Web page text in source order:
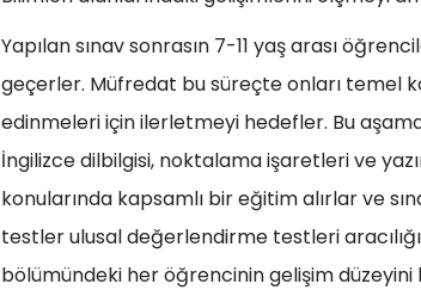
Yapılan sınav sonrasın 7-11 yaş arası
geçerler. Müfredat bu süreçte onları temel
edinmeleri için ilerletmeyi hedefler. Bu
İngilizce dilbilgisi, noktalama işaretleri ve
konularında kapsamlı bir eğitim alırlar ve
testler ulusal değerlendirme testleri
bölümündeki her öğrencinin gelişim